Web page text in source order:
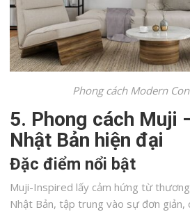
Phong cách Modern
5. Phong cách Muji
Nhật Bản hiện đại
Đặc điểm nổi bật
Muji-Inspired lấy cảm hứng từ
Nhật Bản, tập trung vào sự đơn giản,